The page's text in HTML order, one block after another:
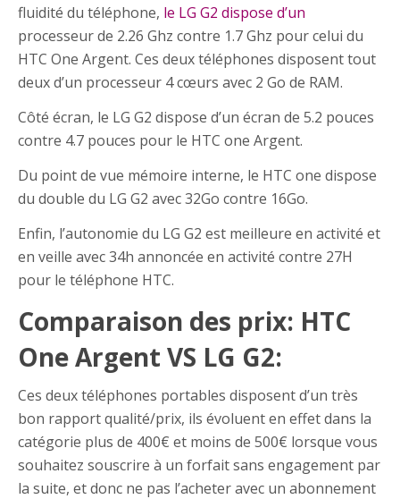
fluidité du téléphone, le LG G2 dispose d’un
processeur de 2.26 Ghz contre 1.7 Ghz pour celui du
HTC One Argent. Ces deux téléphones disposent tout
deux d’un processeur 4 cœurs avec 2 Go de RAM.
Côté écran, le LG G2 dispose d’un écran de 5.2 pouces
contre 4.7 pouces pour le HTC one Argent.
Du point de vue mémoire interne, le HTC one dispose
du double du LG G2 avec 32Go contre 16Go.
Enfin, l’autonomie du LG G2 est meilleure en activité et
en veille avec 34h annoncée en activité contre 27H
pour le téléphone HTC.
Comparaison des prix: HTC
One Argent VS LG G2:
Ces deux téléphones portables disposent d’un très
bon rapport qualité/prix, ils évoluent en effet dans la
catégorie plus de 400€ et moins de 500€ lorsque vous
souhaitez souscrire à un forfait sans engagement par
la suite, et donc ne pas l’acheter avec un abonnement